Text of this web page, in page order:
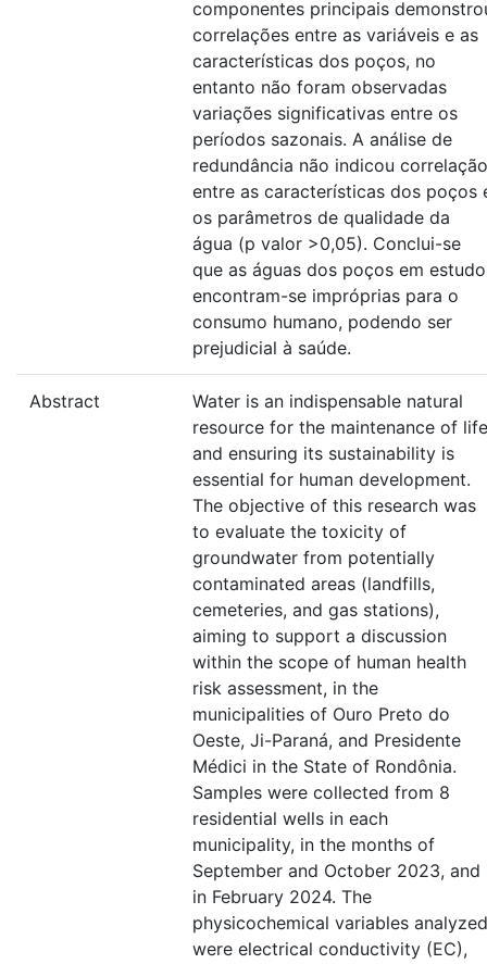
componentes principais
correlações entre as variáveis e as
características dos poços, no
entanto não foram observadas
variações significativas entre os
períodos sazonais. A análise de
redundância não indicou correlação
entre as características dos poços
os parâmetros de qualidade da
água (p valor >0,05). Conclui-se
que as águas dos poços em estudo
encontram-se impróprias para o
consumo humano, podendo ser
prejudicial à saúde.
Abstract
Water is an indispensable natural
resource for the maintenance of
and ensuring its sustainability is
essential for human development.
The objective of this research was
to evaluate the toxicity of
groundwater from potentially
contaminated areas (landfills,
cemeteries, and gas stations),
aiming to support a discussion
within the scope of human health
risk assessment, in the
municipalities of Ouro Preto do
Oeste, Ji-Paraná, and Presidente
Médici in the State of Rondônia.
Samples were collected from 8
residential wells in each
municipality, in the months of
September and October 2023, and
in February 2024. The
physicochemical variables analyzed
were electrical conductivity (EC),